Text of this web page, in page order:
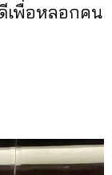
เพื่อหลอกคน